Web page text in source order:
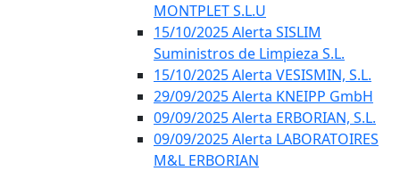
MONTPLET S.L.U
15/10/2025 Alerta SISLIM
Suministros de Limpieza S.L.
15/10/2025 Alerta VESISMIN, S.L.
29/09/2025 Alerta KNEIPP GmbH
09/09/2025 Alerta ERBORIAN, S.L.
09/09/2025 Alerta LABORATOIRES
M&L ERBORIAN